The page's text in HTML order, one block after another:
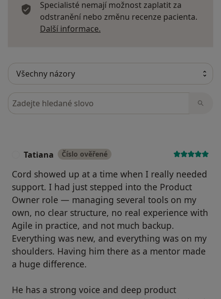
Specialisté nemají možnost zaplatit za
odstranění nebo změnu recenze pacienta.
Další informace.
Hledejte v názorech
Tatiana Číslo ověřené
Cord showed up at a time when I really needed
support. I had just stepped into the Product
Owner role — managing several tools on my
own, no clear structure, no real experience with
Agile in practice, and not much backup.
Everything was new, and everything was on my
shoulders. Having him there as a mentor made
a huge difference.
He has a strong voice and deep product